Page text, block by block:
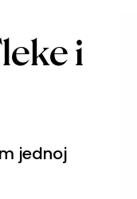
i
jednoj